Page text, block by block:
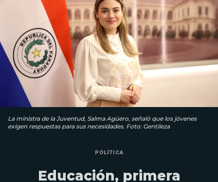
La ministra de la Juventud, Salma Agüero, señaló que los jóvenes
exigen respuestas para sus necesidades. Foto: Gentileza
POLÍTICA
Educación, primera